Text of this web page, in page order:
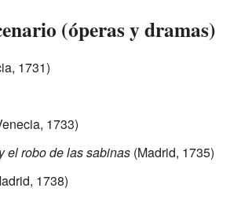
(óperas y dramas)
1731)
1733)
el robo de las sabinas(Madrid, 1735)
1738)